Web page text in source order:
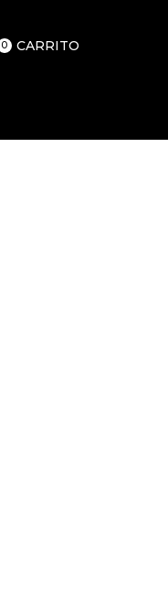
0 CARRITO